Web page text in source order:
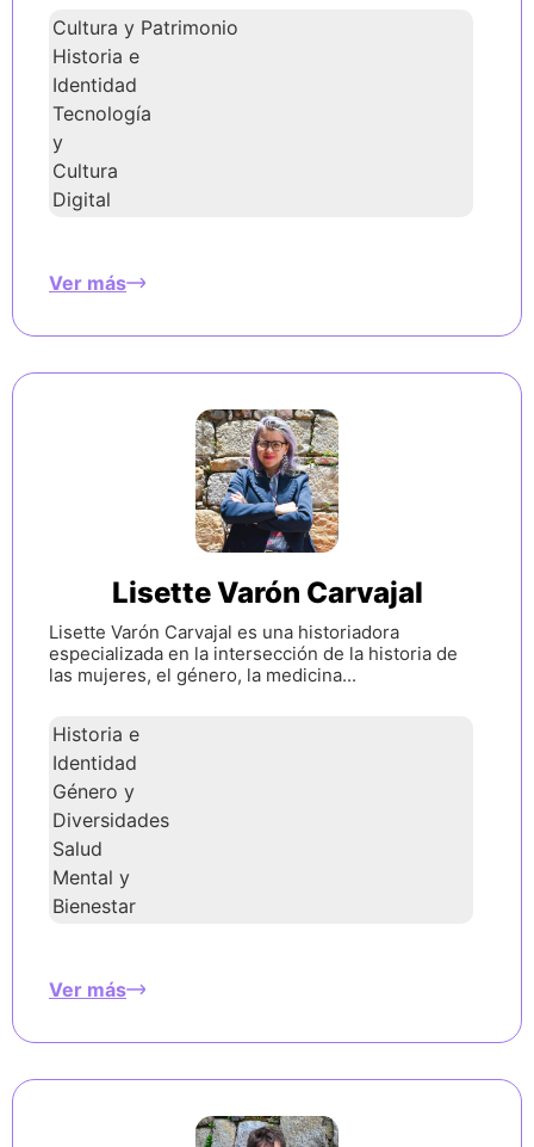
Cultura y Patrimonio
Historia e
Identidad
Tecnología
y
Cultura
Digital
Ver más
Lisette Varón Carvajal
Lisette Varón Carvajal es una historiadora
especializada en la intersección de la historia de
las mujeres, el género, la medicina...
Historia e
Identidad
Género y
Diversidades
Salud
Mental y
Bienestar
Ver más